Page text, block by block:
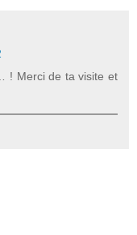
! Merci de ta visite et